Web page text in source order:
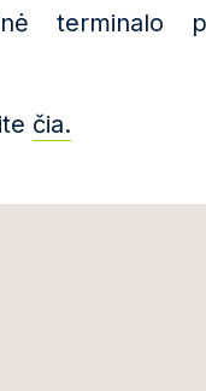
terminalo
čia.